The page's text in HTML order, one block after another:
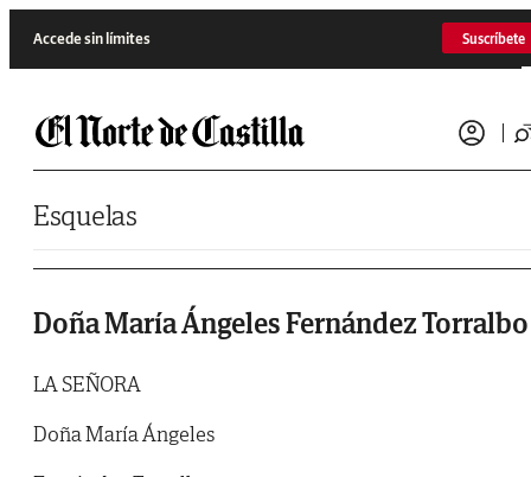
Accede sin límites Suscríbete
Esquelas
Doña María Ángeles Fernández Torralbo
LA SEÑORA
Doña María Ángeles